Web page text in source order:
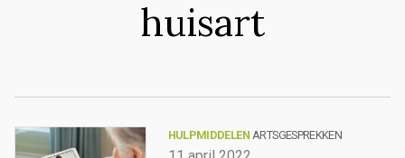
huisart
HULPMIDDELEN ARTSGESPREKKEN